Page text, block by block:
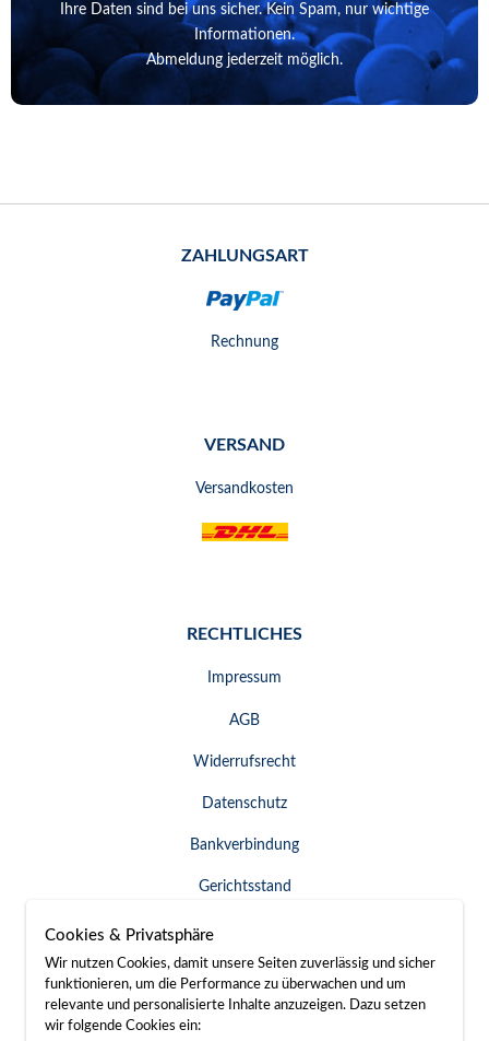
Ihre Daten sind bei uns sicher. Kein Spam, nur wichtige
Informationen.
Abmeldung jederzeit möglich.
ZAHLUNGSART
Rechnung
VERSAND
Versandkosten
RECHTLICHES
Impressum
AGB
Widerrufsrecht
Datenschutz
Bankverbindung
Gerichtsstand
Widerruf erklären
SERVICE & KONTAKT
Cookies & Privatsphäre
Wir nutzen Cookies, damit unsere Seiten zuverlässig und sicher
funktionieren, um die Performance zu überwachen und um
relevante und personalisierte Inhalte anzuzeigen. Dazu setzen
wir folgende Cookies ein: